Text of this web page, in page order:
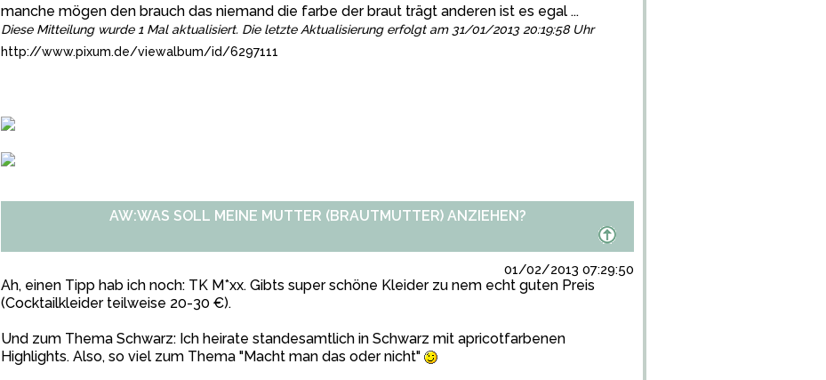
manche mögen den brauch das niemand die farbe der braut trägt anderen ist es egal ...
Diese Mitteilung wurde 1 Mal aktualisiert. Die letzte Aktualisierung erfolgt am 31/01/2013 20:19:58 Uhr
http://www.pixum.de/viewalbum/id/6297111
AW:WAS SOLL MEINE MUTTER (BRAUTMUTTER) ANZIEHEN?
01/02/2013 07:29:50
Ah, einen Tipp hab ich noch: TK M*xx. Gibts super schöne Kleider zu nem echt guten Preis
(Cocktailkleider teilweise 20-30 €).
Und zum Thema Schwarz: Ich heirate standesamtlich in Schwarz mit apricotfarbenen
Highlights. Also, so viel zum Thema "Macht man das oder nicht"